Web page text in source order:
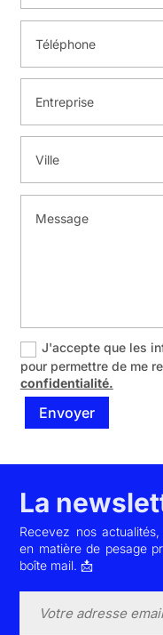
J'accepte que les
pour permettre de me
confidentialité.
Envoyer
La
Recevez nos
en matière de pesage
boîte mail. 📩